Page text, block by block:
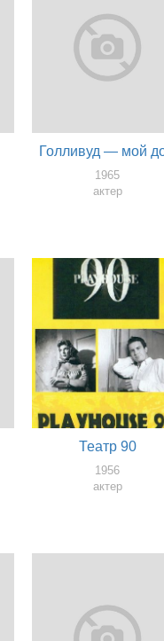
Голливуд — мой
1965
актер
Театр 90
1956
актер